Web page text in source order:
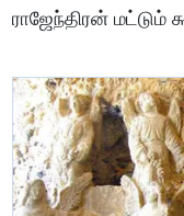
ராஜேந்திரன் மட்டும்